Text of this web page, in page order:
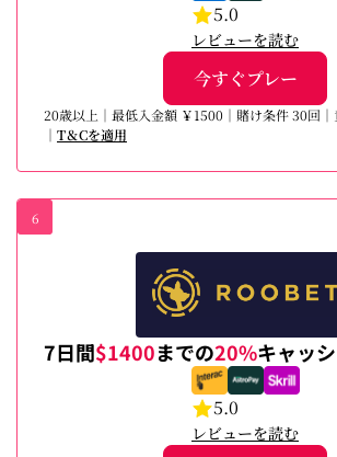
5.0
レビューを読む
今すぐプレー
20歳以上｜最低入金額 ￥1500｜賭け条件 30回
｜ T＆Cを適用
6
7日間$1400までの20%キャッ
5.0
レビューを読む